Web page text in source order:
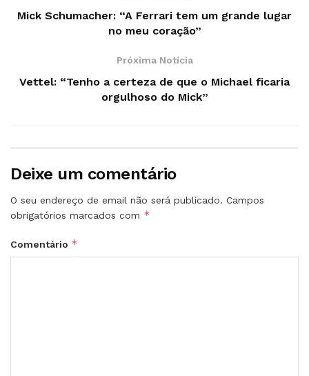
Mick Schumacher: “A Ferrari tem um grande lugar
no meu coração”
Próxima Notícia
Vettel: “Tenho a certeza de que o Michael ficaria
orgulhoso do Mick”
Deixe um comentário
O seu endereço de email não será publicado. Campos
obrigatórios marcados com *
Comentário *